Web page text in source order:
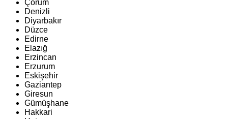
Çorum
Denizli
Diyarbakır
Düzce
Edirne
Elazığ
Erzincan
Erzurum
Eskişehir
Gaziantep
Giresun
Gümüşhane
Hakkari